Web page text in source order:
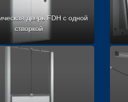
дверь FDH с одной
створкой